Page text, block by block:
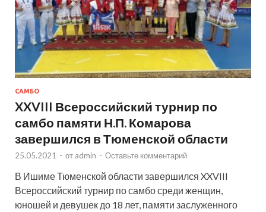
САМБО
XXVIII Всероссийский турнир по
самбо памяти Н.П. Комарова
завершился в Тюменской области
25.05.2021 - от admin - Оставьте комментарий
В Ишиме Тюменской области завершился XXVIII
Всероссийский турнир по самбо среди женщин,
юношей и девушек до 18 лет, памяти заслуженного